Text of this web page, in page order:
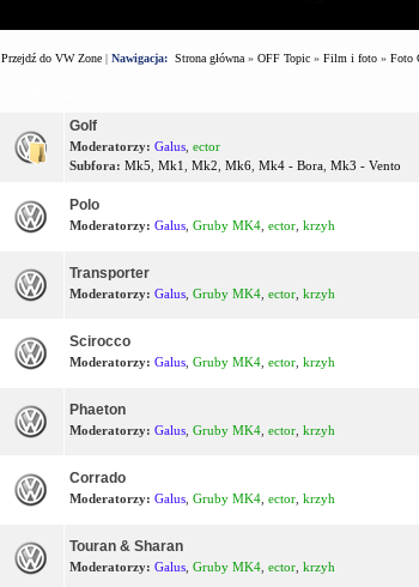
Przejdź do VW Zone| Nawigacja: Strona główna» OFF Topic» Film i foto» Foto
Golf
Moderatorzy: Galus, ector
Subfora: Mk5 Mk1 Mk2 Mk6, Mk4 - Bora, Mk3 - Vento
Polo
Moderatorzy: Galus, Gruby MK4, ector, krzyh
Transporter
Moderatorzy: Galus, Gruby MK4, ector, krzyh
Scirocco
Moderatorzy: Galus, Gruby MK4, ector, krzyh
Phaeton
Moderatorzy: Galus, Gruby MK4, ector, krzyh
Corrado
Moderatorzy: Galus, Gruby MK4, ector, krzyh
Touran & Sharan
Moderatorzy: Galus, Gruby MK4, ector, krzyh